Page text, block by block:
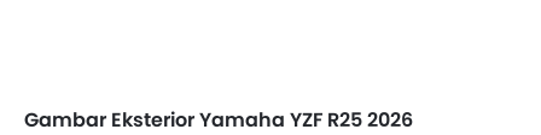
Gambar Eksterior Yamaha YZF R25 2026